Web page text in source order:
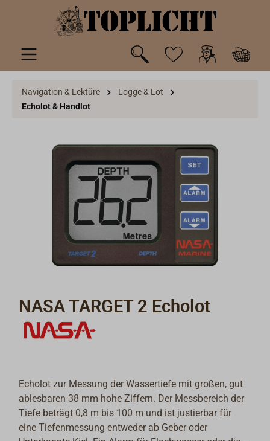
springen
Navigation & Lektüre
Logge & Lot
Echolot & Handlot
NASA TARGET 2 Echolot
Echolot zur Messung der Wassertiefe mit großen, gut
ablesbaren 38 mm hohe Ziffern. Der Messbereich der
Tiefe beträgt 0,8 m bis 100 m und ist justierbar für
eine Tiefenmessung entweder ab Geber oder